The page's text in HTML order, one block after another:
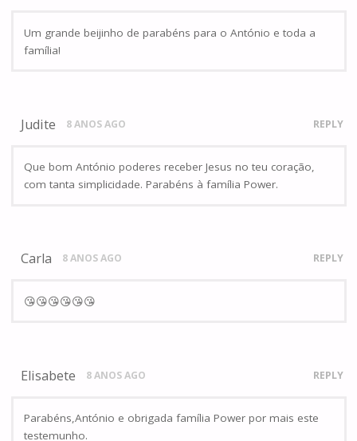
Um grande beijinho de parabéns para o António e toda a
família!
Judite 8 ANOS AGO REPLY
Que bom António poderes receber Jesus no teu coração,
com tanta simplicidade. Parabéns à família Power.
Carla 8 ANOS AGO REPLY
😘😘😘😘😘😘
Elisabete 8 ANOS AGO REPLY
Parabéns,António e obrigada família Power por mais este
testemunho.